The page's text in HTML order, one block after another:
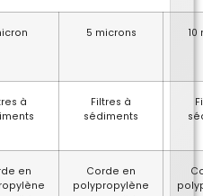
5 microns 10
à
Filtres à
sédiments
en
Corde en
polypropylène